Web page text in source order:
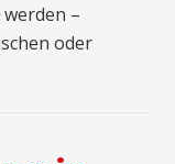
–
oder